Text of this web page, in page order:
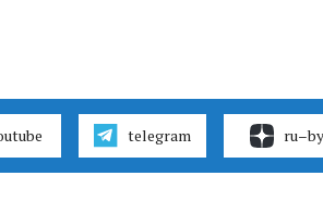
telegram ru–by